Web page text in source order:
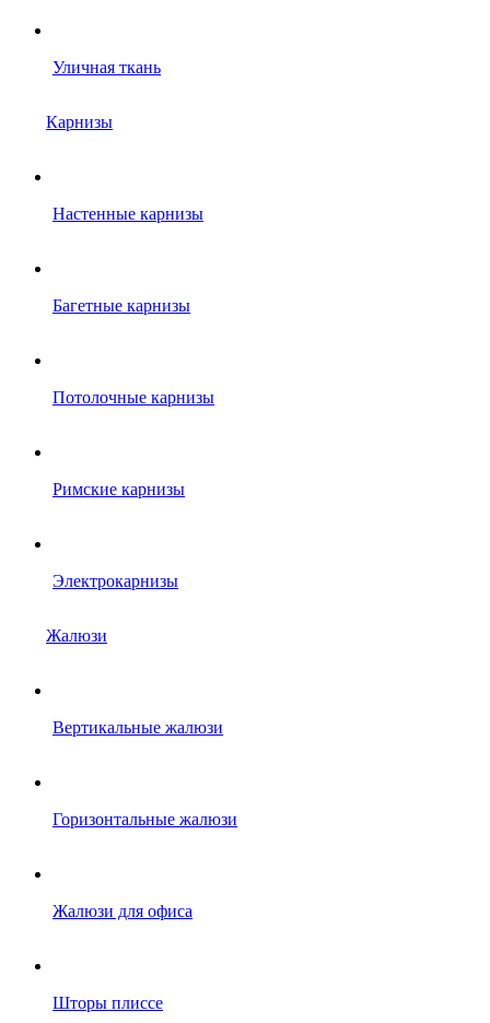
Уличная ткань
Карнизы
Настенные карнизы
Багетные карнизы
Потолочные карнизы
Римские карнизы
Электрокарнизы
Жалюзи
Вертикальные жалюзи
Горизонтальные жалюзи
Жалюзи для офиса
Шторы плиссе